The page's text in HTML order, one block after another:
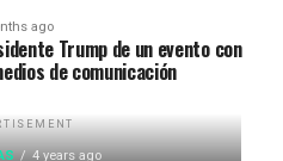
ago
Trump de un evento con
de comunicación
4 years ago